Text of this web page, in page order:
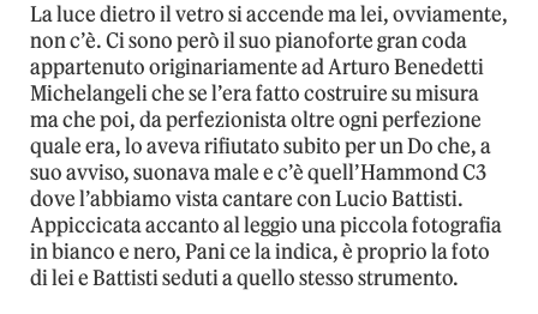
La luce dietro il vetro si accende ma lei, ovviamente,
non c’è. Ci sono però il suo pianoforte gran coda
appartenuto originariamente ad Arturo Benedetti
Michelangeli che se l’era fatto costruire su misura
ma che poi, da perfezionista oltre ogni perfezione
quale era, lo aveva rifiutato subito per un Do che, a
suo avviso, suonava male e c’è quell’Hammond C3
dove l’abbiamo vista cantare con Lucio Battisti.
Appiccicata accanto al leggio una piccola fotografia
in bianco e nero, Pani ce la indica, è proprio la foto
di lei e Battisti seduti a quello stesso strumento.